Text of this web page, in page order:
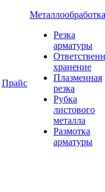
Прайс
Металлообработка
Резка
арматуры
хранение
Плазменная
резка
Рубка
листового
металла
Размотка
арматуры